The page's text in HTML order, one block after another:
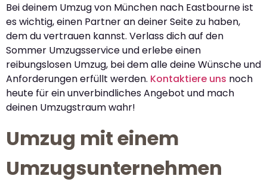
Bei deinem Umzug von München nach Eastbourne ist
es wichtig, einen Partner an deiner Seite zu haben,
dem du vertrauen kannst. Verlass dich auf den
Sommer Umzugsservice und erlebe einen
reibungslosen Umzug, bei dem alle deine Wünsche und
Anforderungen erfüllt werden. Kontaktiere uns noch
heute für ein unverbindliches Angebot und mach
deinen Umzugstraum wahr!
Umzug mit einem
Umzugsunternehmen